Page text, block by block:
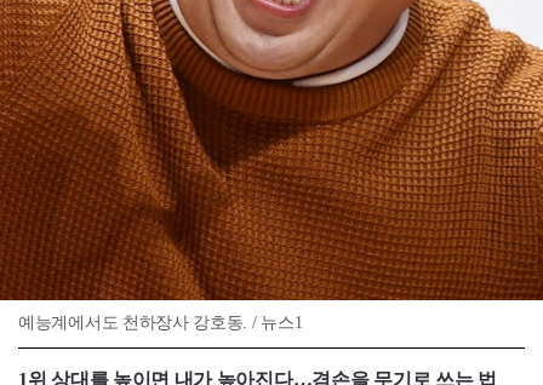
예능계에서도 천하장사 강호동. / 뉴스1
1위 상대를 높이면 내가 높아진다…겸손을 무기로 쓰는 법